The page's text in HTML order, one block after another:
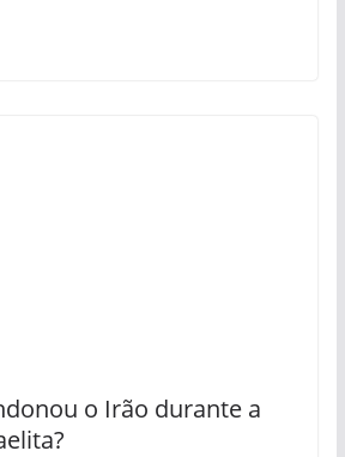
o Irão durante a